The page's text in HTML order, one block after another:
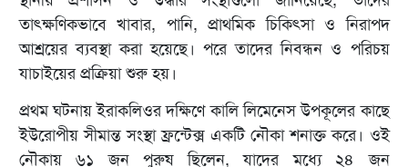
তাৎক্ষণিকভাবে খাবার, পানি, প্রাথমিক চিকিৎসা ও নিরাপদ
আশ্রয়ের ব্যবস্থা করা হয়েছে। পরে তাদের নিবন্ধন ও পরিচয়
যাচাইয়ের প্রক্রিয়া শুরু হয়।
প্রথম ঘটনায় ইরাকলিওর দক্ষিণে কালি লিমেনেস উপকূলের কাছে
ইউরোপীয় সীমান্ত সংস্থা ফ্রন্টেক্স একটি নৌকা শনাক্ত করে। ওই
নৌকায় ৬১ জন পুরুষ ছিলেন, যাদের মধ্যে ২৪ জন